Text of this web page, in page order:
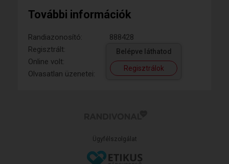
További információk
Randiazonosító:
888428
Regisztrált:
Online volt:
Olvasatlan üzenetei:
Belépve láthatod
Regisztrálok
Ügyfélszolgálat